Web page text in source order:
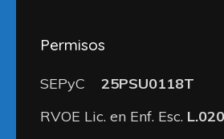
Permisos
SEPyC 25PSU0118T
RVOE Lic. en Enf. Esc.